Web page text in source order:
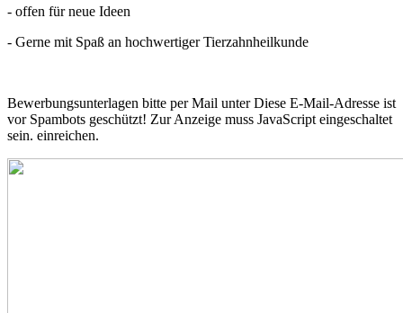
- offen für neue Ideen
- Gerne mit Spaß an hochwertiger Tierzahnheilkunde
Bewerbungsunterlagen bitte per Mail unterDiese E-Mail-Adresse ist
vor Spambots geschützt! Zur Anzeige muss JavaScript eingeschaltet
sein. einreichen.